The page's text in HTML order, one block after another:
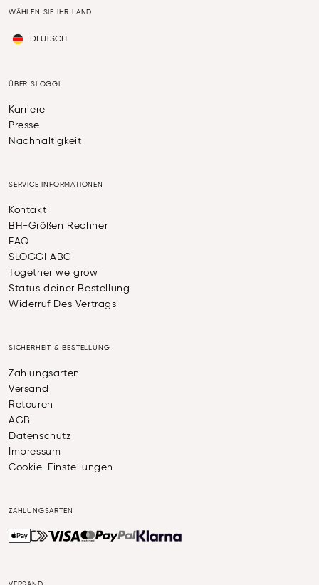
WÄHLEN SIE IHR LAND
DEUTSCH
ÜBER SLOGGI
Karriere
Presse
Nachhaltigkeit
SERVICE INFORMATIONEN
Kontakt
BH-Größen Rechner
FAQ
SLOGGI ABC
Together we grow
Status deiner Bestellung
Widerruf Des Vertrags
SICHERHEIT & BESTELLUNG
Zahlungsarten
Versand
Retouren
AGB
Datenschutz
Impressum
Cookie-Einstellungen
ZAHLUNGSARTEN